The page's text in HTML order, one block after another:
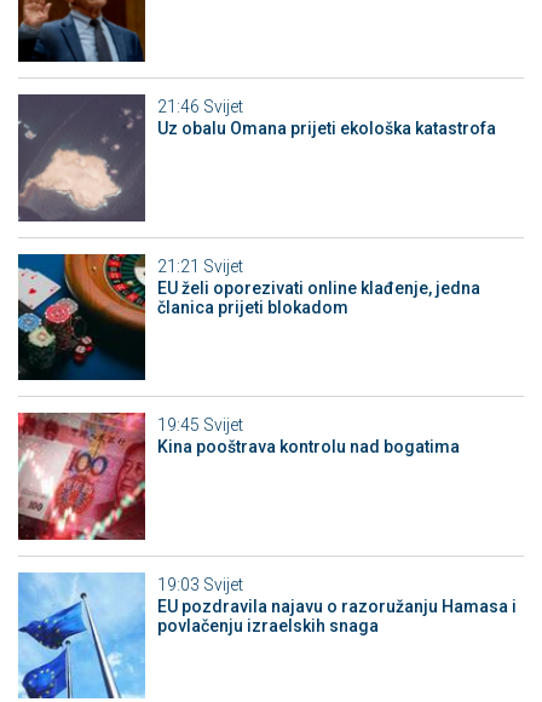
21:46 Svijet
Uz obalu Omana prijeti ekološka katastrofa
21:21 Svijet
EU želi oporezivati online klađenje, jedna
članica prijeti blokadom
19:45 Svijet
Kina pooštrava kontrolu nad bogatima
19:03 Svijet
EU pozdravila najavu o razoružanju Hamasa i
povlačenju izraelskih snaga